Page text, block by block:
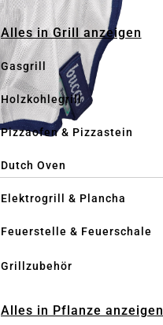
Alles in Grill anzeigen
Gasgrill
Holzkohlegrill
Pizzaofen & Pizzastein
Dutch Oven
Elektrogrill & Plancha
Feuerstelle & Feuerschale
Grillzubehör
Alles in Pflanze anzeigen